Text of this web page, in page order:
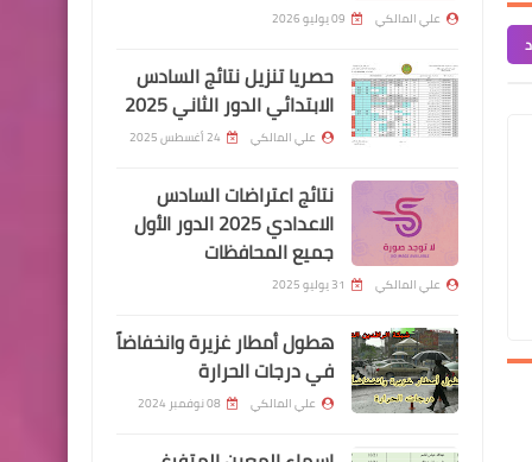
اليوم في الأسواق العراقية
قطع الاراضي
توضيح بعض الأسئلة الهامة
التي تردنا حول مبادرة قطع
اراضي داري
علي المالكي 09 يوليو 2026
حصريا تنزيل نتائج السادس
الابتدائي الدور الثاني 2025
علي المالكي 24 أغسطس 2025
نتائج اعتراضات السادس
الاعدادي 2025 الدور الأول
جميع المحافظات
علي المالكي 31 يوليو 2025
هطول أمطار غزيرة وانخفاضاً
في درجات الحرارة
علي المالكي 08 نوفمبر 2024